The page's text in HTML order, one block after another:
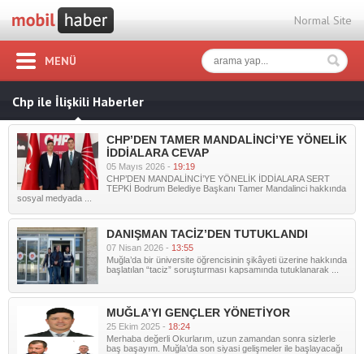
Normal Site
MENÜ
Chp ile İlişkili Haberler
CHP’DEN TAMER MANDALİNCİ’YE YÖNELİK
İDDİALARA CEVAP
05 Mayıs 2026 - 19:19
CHP’DEN MANDALİNCİ’YE YÖNELİK İDDİALARA SERT
TEPKİ Bodrum Belediye Başkanı Tamer Mandalinci hakkında
sosyal medyada ...
DANIŞMAN TACİZ’DEN TUTUKLANDI
07 Nisan 2026 - 13:55
Muğla’da bir üniversite öğrencisinin şikâyeti üzerine hakkında
başlatılan “taciz” soruşturması kapsamında tutuklanarak ...
MUĞLA’YI GENÇLER YÖNETİYOR
25 Ekim 2025 - 18:24
Merhaba değerli Okurlarım, uzun zamandan sonra sizlerle
baş başayım. Muğla’da son siyasi gelişmeler ile başlayacağı